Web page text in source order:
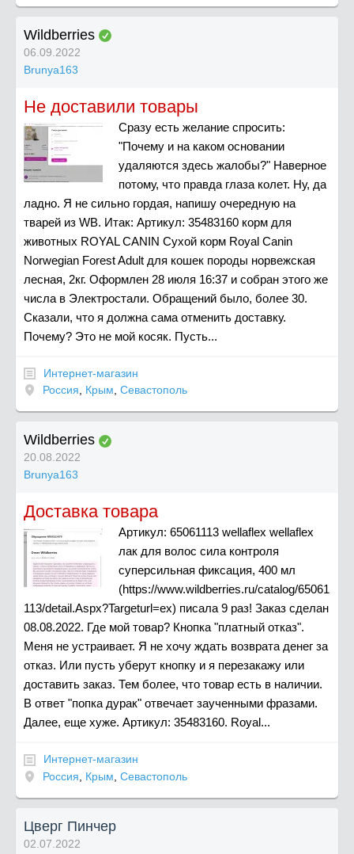
Wildberries
06.09.2022
Brunya163
Не доставили товары
Сразу есть желание спросить:
"Почему и на каком основании
удаляются здесь жалобы?" Наверное
потому, что правда глаза колет. Ну, да
ладно. Я не сильно гордая, напишу очередную на
тварей из WB. Итак: Артикул: 35483160 корм для
животных ROYAL CANIN Сухой корм Royal Canin
Norwegian Forest Adult для кошек породы норвежская
лесная, 2кг. Оформлен 28 июля 16:37 и собран этого же
числа в Электростали. Обращений было, более 30.
Сказали, что я должна сама отменить доставку.
Почему? Это не мой косяк. Пусть...
Интернет-магазин
Россия
Крым Севастополь
Wildberries
20.08.2022
Brunya163
Доставка товара
Артикул: 65061113 wellaflex wellaflex
лак для волос сила контроля
суперсильная фиксация, 400 мл
(https://www.wildberries.ru/catalog/65061
113/detail.Aspx?Targeturl=ex) писала 9 раз! Заказ сделан
08.08.2022. Где мой товар? Кнопка "платный отказ".
Меня не устраивает. Я не хочу ждать возврата денег за
отказ. Или пусть уберут кнопку и я перезакажу или
доставить заказ. Тем более, что товар есть в наличии.
В ответ "попка дурак" отвечает заученными фразами.
Далее, еще хуже. Артикул: 35483160. Royal...
Интернет-магазин
Россия
Крым Севастополь
Цверг Пинчер
02.07.2022